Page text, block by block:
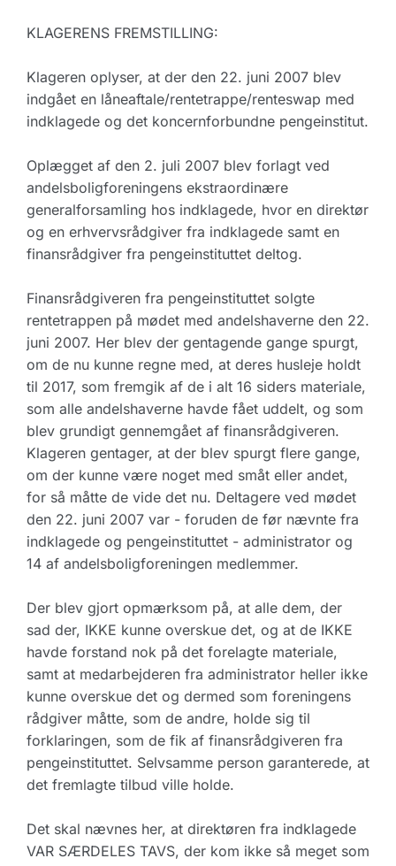
KLAGERENS FREMSTILLING:
Klageren oplyser, at der den 22. juni 2007 blev
indgået en låneaftale/rentetrappe/renteswap med
indklagede og det koncernforbundne pengeinstitut.
Oplægget af den 2. juli 2007 blev forlagt ved
andelsboligforeningens ekstraordinære
generalforsamling hos indklagede, hvor en direktør
og en erhvervsrådgiver fra indklagede samt en
finansrådgiver fra pengeinstituttet deltog.
Finansrådgiveren fra pengeinstituttet solgte
rentetrappen på mødet med andelshaverne den 22.
juni 2007. Her blev der gentagende gange spurgt,
om de nu kunne regne med, at deres husleje holdt
til 2017, som fremgik af de i alt 16 siders materiale,
som alle andelshaverne havde fået uddelt, og som
blev grundigt gennemgået af finansrådgiveren.
Klageren gentager, at der blev spurgt flere gange,
om der kunne være noget med småt eller andet,
for så måtte de vide det nu. Deltagere ved mødet
den 22. juni 2007 var - foruden de før nævnte fra
indklagede og pengeinstituttet - administrator og
14 af andelsboligforeningen medlemmer.
Der blev gjort opmærksom på, at alle dem, der
sad der, IKKE kunne overskue det, og at de IKKE
havde forstand nok på det forelagte materiale,
samt at medarbejderen fra administrator heller ikke
kunne overskue det og dermed som foreningens
rådgiver måtte, som de andre, holde sig til
forklaringen, som de fik af finansrådgiveren fra
pengeinstituttet. Selvsamme person garanterede, at
det fremlagte tilbud ville holde.
Det skal nævnes her, at direktøren fra indklagede
VAR SÆRDELES TAVS, der kom ikke så meget som